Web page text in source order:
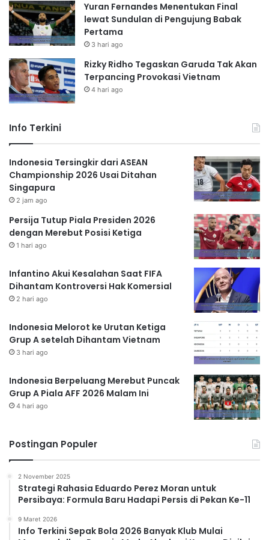
Yuran Fernandes Menentukan Final
lewat Sundulan di Pengujung Babak
Pertama
3 hari ago
Rizky Ridho Tegaskan Garuda Tak Akan
Terpancing Provokasi Vietnam
4 hari ago
Info Terkini
Indonesia Tersingkir dari ASEAN
Championship 2026 Usai Ditahan
Singapura
2 jam ago
Persija Tutup Piala Presiden 2026
dengan Merebut Posisi Ketiga
1 hari ago
Infantino Akui Kesalahan Saat FIFA
Dihantam Kontroversi Hak Komersial
2 hari ago
Indonesia Melorot ke Urutan Ketiga
Grup A setelah Dihantam Vietnam
3 hari ago
Indonesia Berpeluang Merebut Puncak
Grup A Piala AFF 2026 Malam Ini
4 hari ago
Postingan Populer
2 November 2025
Strategi Rahasia Eduardo Perez Moran untuk
Persibaya: Formula Baru Hadapi Persis di Pekan Ke-11
9 Maret 2026
Info Terkini Sepak Bola 2026 Banyak Klub Mulai